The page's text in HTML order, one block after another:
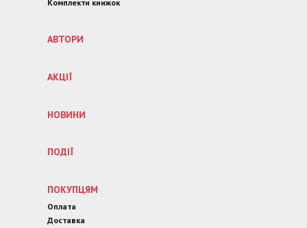
Комплекти книжок
АВТОРИ
АКЦІЇ
НОВИНИ
ПОДІЇ
ПОКУПЦЯМ
Оплата
Доставка